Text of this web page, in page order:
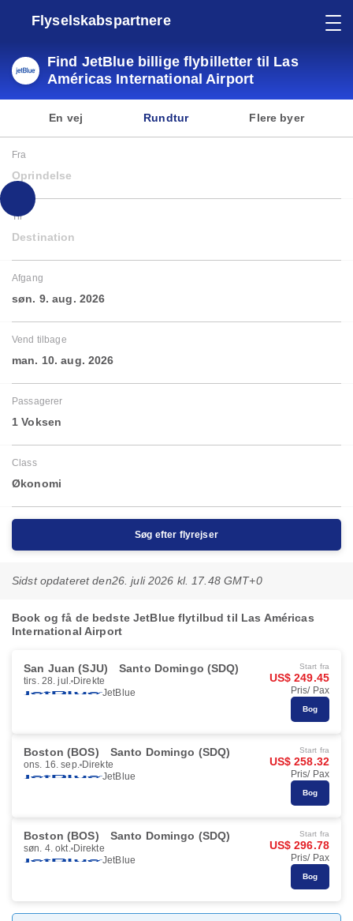
Flyselskabspartnere
Find JetBlue billige flybilletter til Las
Américas International Airport
En vej Rundtur Flere byer
Fra
Oprindelse
Til
Destination
Afgang
søn. 9. aug. 2026
Vend tilbage
man. 10. aug. 2026
Passagerer
1 Voksen
Class
Økonomi
Søg efter flyrejser
Sidst opdateret den26. juli 2026 kl. 17.48 GMT+0
Book og få de bedste JetBlue flytilbud til Las Américas
International Airport
San Juan (SJU) Santo Domingo (SDQ)
tirs. 28. jul. Direkte
JetBlue
Start fra
US$ 249.45
Pris/ Pax
Bog
Boston (BOS) Santo Domingo (SDQ)
ons. 16. sep. Direkte
JetBlue
Start fra
US$ 258.32
Pris/ Pax
Bog
Boston (BOS) Santo Domingo (SDQ)
søn. 4. okt. Direkte
JetBlue
Start fra
US$ 296.78
Pris/ Pax
Bog